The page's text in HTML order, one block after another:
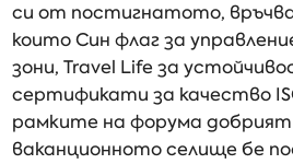
си от постигнатото,
които Син флаг за
зони, Travel Life за
сертификати за качество
рамките на форума
ваканционното селище бе